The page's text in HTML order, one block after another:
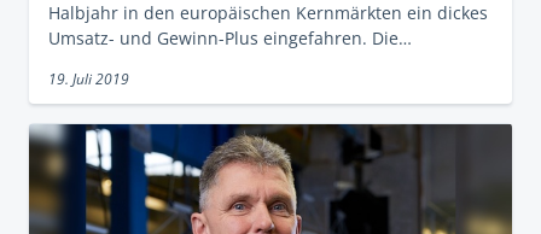
Halbjahr in den europäischen Kernmärkten ein dickes
Umsatz- und Gewinn-Plus eingefahren. Die…
19. Juli 2019